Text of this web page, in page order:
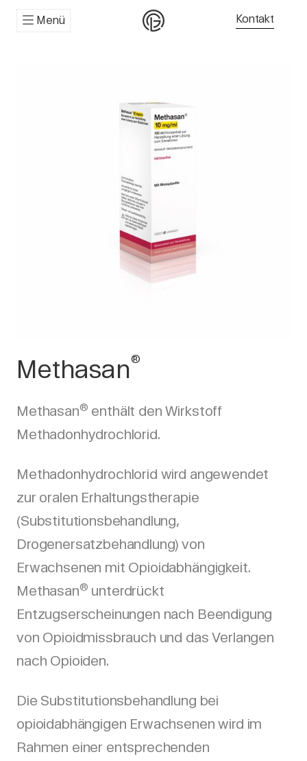
Menü Kontakt
Methasan®
Methasan® enthält den Wirkstoff
Methadonhydrochlorid.
Methadonhydrochlorid wird angewendet
zur oralen Erhaltungstherapie
(Substitutionsbehandlung,
Drogenersatzbehandlung) von
Erwachsenen mit Opioidabhängigkeit.
Methasan® unterdrückt
Entzugserscheinungen nach Beendigung
von Opioidmissbrauch und das Verlangen
nach Opioiden.
Die Substitutionsbehandlung bei
opioidabhängigen Erwachsenen wird im
Rahmen einer entsprechenden